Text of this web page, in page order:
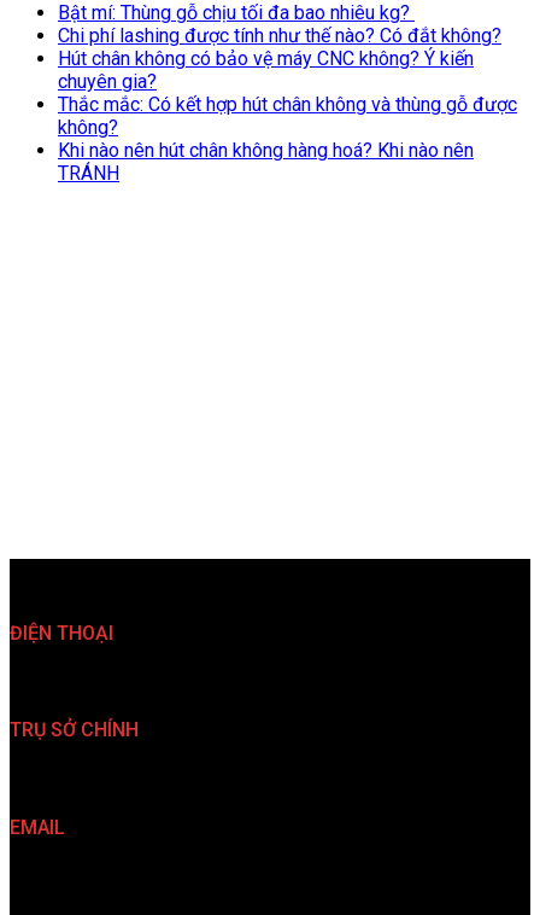
Bật mí: Thùng gỗ chịu tối đa bao nhiêu kg?
Chi phí lashing được tính như thế nào? Có đắt không?
Hút chân không có bảo vệ máy CNC không? Ý kiến
chuyên gia?
Thắc mắc: Có kết hợp hút chân không và thùng gỗ được
không?
Khi nào nên hút chân không hàng hoá? Khi nào nên
TRÁNH
ĐIỆN THOẠI
TRỤ SỞ CHÍNH
EMAIL